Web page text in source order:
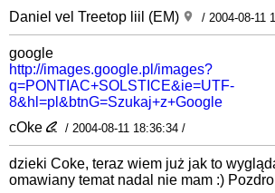
Daniel vel Treetop liil (EM)
/ 2004-08-11
google
http://images.google.pl/images?
q=PONTIAC+SOLSTICE&ie=UTF-
8&hl=pl&btnG=Szukaj+z+Google
cOke
/ 2004-08-11 18:36:34 /
dzieki Coke, teraz wiem już jak to
omawiany temat nadal nie mam :)